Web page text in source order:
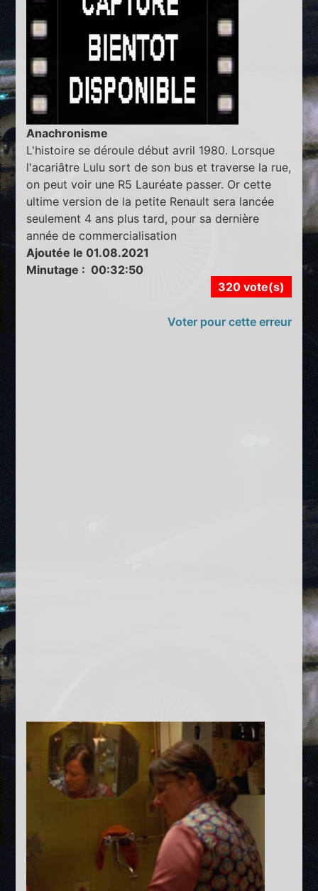
Anachronisme
L'histoire se déroule début avril 1980. Lorsque
l'acariâtre Lulu sort de son bus et traverse la rue,
on peut voir une R5 Lauréate passer. Or cette
ultime version de la petite Renault sera lancée
seulement 4 ans plus tard, pour sa dernière
année de commercialisation
Ajoutée le 01.08.2021
Minutage : 00:32:50
320 vote(s)
Voter pour cette erreur